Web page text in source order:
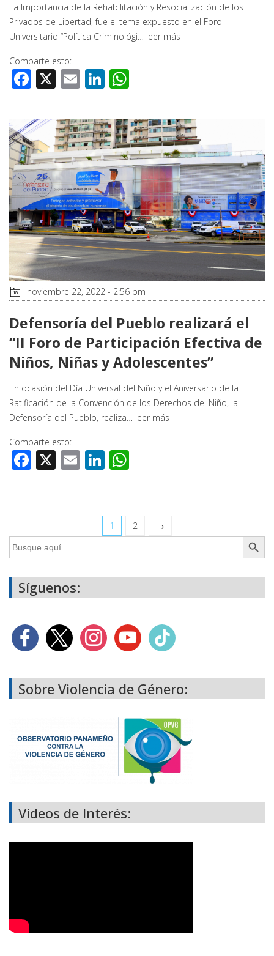
La Importancia de la Rehabilitación y Resocialización de los
Privados de Libertad, fue el tema expuesto en el Foro
Universitario “Política Criminológi… leer más
Comparte esto:
Facebook
X EmailLinkedIn
noviembre 22, 2022 - 2:56 pm
Defensoría del Pueblo realizará el
“II Foro de Participación Efectiva de
Niños, Niñas y Adolescentes”
En ocasión del Día Universal del Niño y el Aniversario de la
Ratificación de la Convención de los Derechos del Niño, la
Defensoría del Pueblo, realiza… leer más
Comparte esto:
Facebook
X EmailLinkedIn
1 2
→
Buscar:
Botón de
Síguenos:
Sobre Violencia de Género:
Videos de Interés: